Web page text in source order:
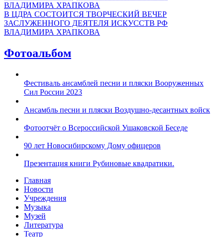
В ЦДРА СОСТОИТСЯ ТВОРЧЕСКИЙ ВЕЧЕР
ЗАСЛУЖЕННОГО ДЕЯТЕЛЯ ИСКУССТВ РФ
ВЛАДИМИРА ХРАПКОВА
Фотоальбом
Фестиваль ансамблей песни и пляски Вооруженных
Сил России 2023
Ансамбль песни и пляски Воздушно-десантных войск
Фотоотчёт о Всероссийской Ушаковской Беседе
90 лет Новосибирскому Дому офицеров
Презентация книги Рубиновые квадратики.
Главная
Новости
Учреждения
Музыка
Музей
Литература
Театр